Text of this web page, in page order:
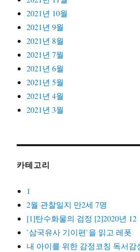
2021년 10월
2021년 9월
2021년 8월
2021년 7월
2021년 6월
2021년 5월
2021년 4월
2021년 3월
카테고리
1
2월 관찰일지 만2세 7명
[1]탄수화물의 검정 [2]2020년 12
`삼국유사 기이편`을 읽고 레폿
내 아이를 위한 감정코칭 독서감